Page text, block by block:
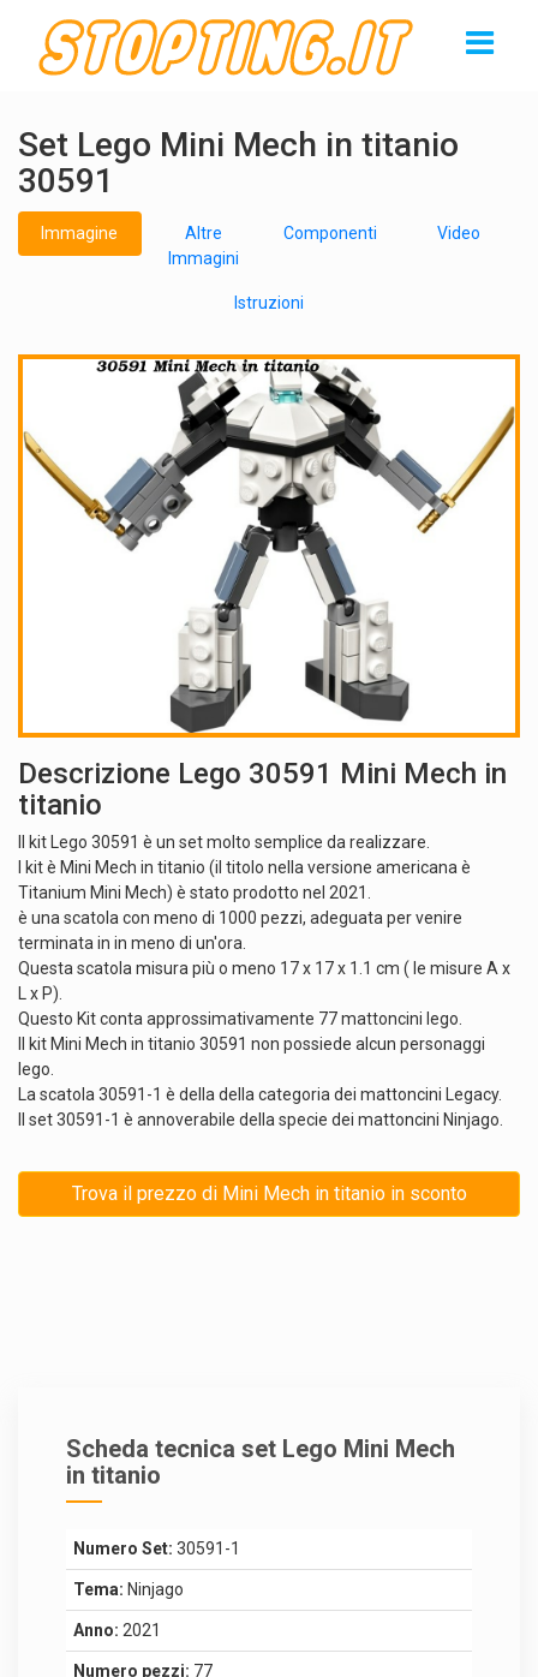
Set Lego Mini Mech in titanio
30591
Immagine
Altre
Immagini
Componenti Video
Istruzioni
Descrizione Lego 30591 Mini Mech in
titanio
Il kit Lego 30591 è un set molto semplice da realizzare.
I kit è Mini Mech in titanio (il titolo nella versione americana è
Titanium Mini Mech) è stato prodotto nel 2021.
è una scatola con meno di 1000 pezzi, adeguata per venire
terminata in in meno di un'ora.
Questa scatola misura più o meno 17 x 17 x 1.1 cm ( le misure A x
L x P).
Questo Kit conta approssimativamente 77 mattoncini lego.
Il kit Mini Mech in titanio 30591 non possiede alcun personaggi
lego.
La scatola 30591-1 è della della categoria dei mattoncini Legacy.
Il set 30591-1 è annoverabile della specie dei mattoncini Ninjago.
Trova il prezzo di Mini Mech in titanio in sconto
Scheda tecnica set Lego Mini Mech
in titanio
Numero Set: 30591-1
Tema: Ninjago
Anno: 2021
Numero pezzi: 77